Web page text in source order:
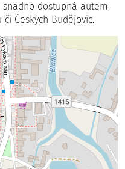
snadno dostupná autem,
Českých Budějovic.